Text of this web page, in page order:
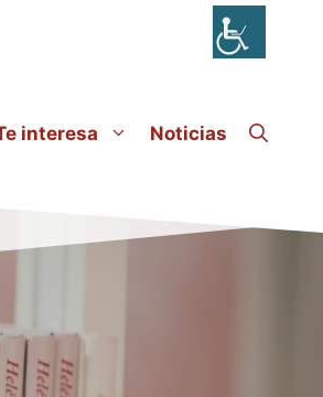
interesa Noticias